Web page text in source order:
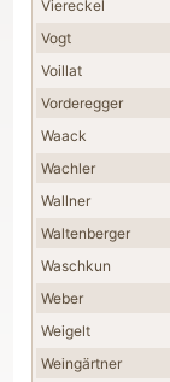
Viereckel
Vogt
Voillat
Vorderegger
Waack
Wachler
Wallner
Waltenberger
Waschkun
Weber
Weigelt
Weingärtner